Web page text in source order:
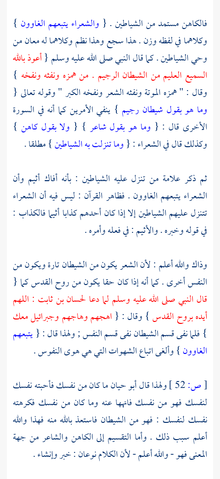
فالكاهن مستمد من الشياطين . { والشعراء يتبعهم الغاوون }
وكلاهما في لفظه وزن . هذا سجع وهذا نظم وكلاهما له معان من
وحي الشياطين . كما قال النبي صلى الله عليه وسلم {أعوذ بالله
السميع العليم من الشيطان الرجيم . من همزه ونفثه ونفخه }
وقال : " همزه الموتة ونفثه الشعر ونفخه الكبر " وقوله تعالى {
وما هو بقول شيطان رجيم } ينفي الأمرين كما أنه في السورة
الأخرى قال : { وما هو بقول شاعر } { ولا بقول كاهن }
وكذلك قال في الشعراء : {وما تنزلت به الشياطين} مطلقا .
ثم ذكر علامة من تنزل عليه الشياطين : بأنه أفاك أثيم وأن
الشعراء يتبعهم الغاوون . فظاهر القرآن : ليس فيه أن الشعراء
تتنزل عليهم الشياطين إلا إذا كان أحدهم كذابا أثيما فالكذاب :
في قوله وخبره . والأثيم : في فعله وأمره .
وذاك والله أعلم : لأن الشعر يكون من الشيطان تارة ويكون من
النفس أخرى . كما أنه إذا كان حقا يكون من روح القدس كما {
قال النبي صلى الله عليه وسلم لما دعا لحسان بن ثابت : اللهم
أيده بروح القدس} وقال : { اهجهم وهاجهم وجبرائيلمعك
} فلما نفى قسم الشيطان نفى قسم النفس ; ولهذا قال : {يتبعهم
الغاوون} وألغى اتباع الشهوات التي هي هوى النفوس .
[ص: ولهذا قالأبو حيانما كان من نفسك فأحبته نفسك
لنفسك فهو من نفسك فانهها عنه وما كان من نفسك فكرهته
نفسك لنفسك : فهو من الشيطان فاستعذ بالله منه فهذا والله
أعلم سبب ذلك . وأما التقسيم إلى الكاهن والشاعر من جهة
المعنى فهو - والله أعلم - لأن الكلام نوعان : خبر وإنشاء .